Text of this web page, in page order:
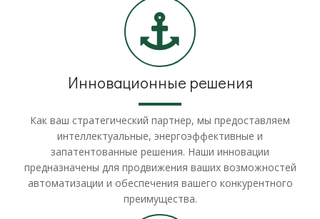
Инновационные решения
Как ваш стратегический партнер, мы предоставляем
интеллектуальные, энергоэффективные и
запатентованные решения. Наши инновации
предназначены для продвижения ваших возможностей
автоматизации и обеспечения вашего конкурентного
преимущества.